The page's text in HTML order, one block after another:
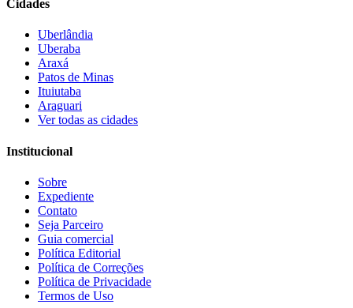
Cidades
Uberlândia
Uberaba
Araxá
Patos de Minas
Ituiutaba
Araguari
Ver todas as cidades
Institucional
Sobre
Expediente
Contato
Seja Parceiro
Guia comercial
Política Editorial
Política de Correções
Política de Privacidade
Termos de Uso